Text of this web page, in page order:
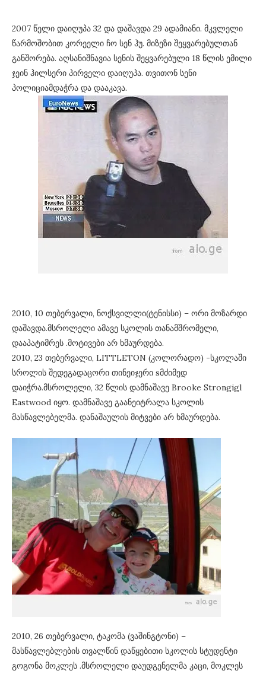
2007 წელი დაიღუპა 32 და დაშავდა 29 ადამიანი. მკვლელი
წარმოშობით კორეელი ჩო სენ ჰუ. მიზეზი შეყვარებულთან
განშორება. აღსანიშნავია სენის შეყვარებული 18 წლის ემილი
ჯეინ ჰილსერი პირველი დაიღუპა. თვითონ სენი
პოლიციამდაჭრა და დააკავა.
2010, 10 თებერვალი, ნოქსვილლი(ტენისსი) – ორი მოზარდი
დაშავდა.მსროლელი ამავე სკოლის თანამშრომელი,
დააპატიმრეს .მოტივები არ ხმაურდება.
2010, 23 თებერვალი, LITTLETON (კოლორადო) -სკოლაში
სროლის შედეგადაცორი თინეიჯერი sმძიმედ
დაიჭრა.მსროლელი, 32 წლის დამნაშავე Brooke Strongigl
Eastwood იყო. დამნაშავე გაანეიტრალა სკოლის
მასწავლებელმა. დანაშაულის მიტვები არ ხმაურდება.
2010, 26 თებერვალი, ტაკომა (ვაშინგტონი) –
მასწავლებლების თვალწინ დაწყებითი სკოლის სტუდენტი
გოგონა მოკლეს .მსროლელი დაუდგენელმა კაცი, მოკლეს